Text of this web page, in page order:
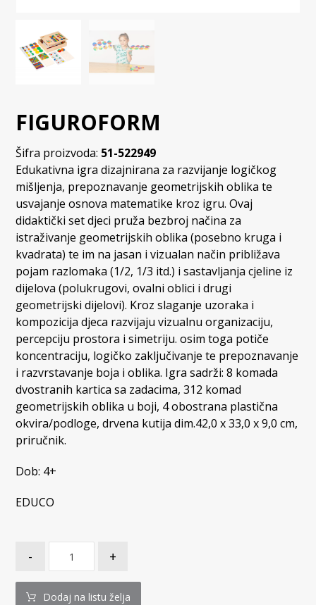
FIGUROFORM
Šifra proizvoda: 51-522949
Edukativna igra dizajnirana za razvijanje logičkog
mišljenja, prepoznavanje geometrijskih oblika te
usvajanje osnova matematike kroz igru. Ovaj
didaktički set djeci pruža bezbroj načina za
istraživanje geometrijskih oblika (posebno kruga i
kvadrata) te im na jasan i vizualan način približava
pojam razlomaka (1/2, 1/3 itd.) i sastavljanja cjeline iz
dijelova (polukrugovi, ovalni oblici i drugi
geometrijski dijelovi). Kroz slaganje uzoraka i
kompozicija djeca razvijaju vizualnu organizaciju,
percepciju prostora i simetriju. osim toga potiče
koncentraciju, logičko zaključivanje te prepoznavanje
i razvrstavanje boja i oblika. Igra sadrži: 8 komada
dvostranih kartica sa zadacima, 312 komad
geometrijskih oblika u boji, 4 obostrana plastična
okvira/podloge, drvena kutija dim.42,0 x 33,0 x 9,0 cm,
priručnik.
Dob: 4+
EDUCO
- +
Dodaj na listu želja